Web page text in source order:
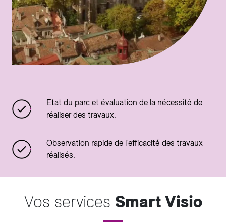
Etat du parc et évaluation de la nécessité de
réaliser des travaux.
Observation rapide de l’efficacité des travaux
réalisés.
Vos services Smart Visio